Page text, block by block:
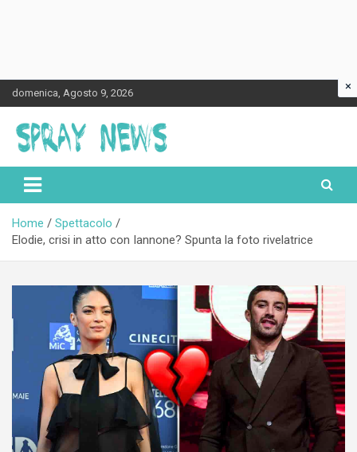
Skip
to
content
domenica, Agosto 9, 2026
Spraynews.it
Home
Spettacolo
Elodie, crisi in atto con Iannone? Spunta la foto rivelatrice
×